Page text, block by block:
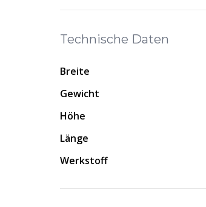
Technische Daten
Breite
Gewicht
Höhe
Länge
Werkstoff